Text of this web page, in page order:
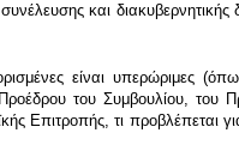
και διακυβερνητικής
είναι υπερώριμες
του Συμβουλίου, του
Επιτροπής, τι προβλέπεται